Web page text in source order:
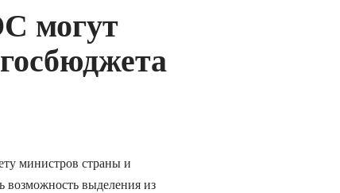
могут
министров страны и
возможность выделения из